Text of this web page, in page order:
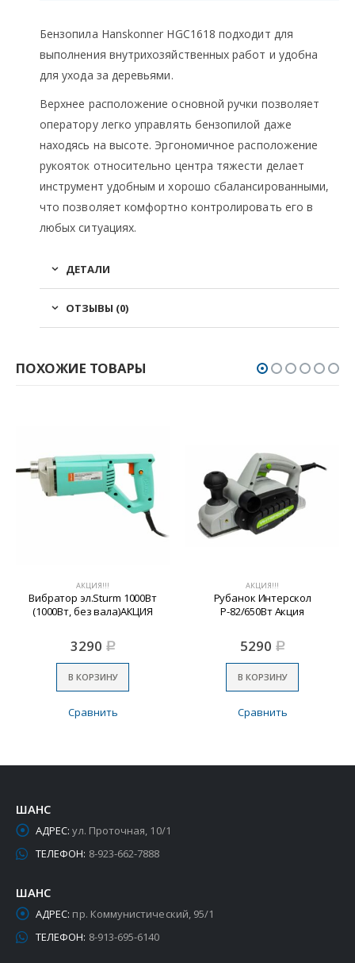
Бензопила Hanskonner HGC1618 подходит для
выполнения внутрихозяйственных работ и удобна
для ухода за деревьями.
Верхнее расположение основной ручки позволяет
оператору легко управлять бензопилой даже
находясь на высоте. Эргономичное расположение
рукояток относительно центра тяжести делает
инструмент удобным и хорошо сбалансированными,
что позволяет комфортно контролировать его в
любых ситуациях.
ДЕТАЛИ
ОТЗЫВЫ (0)
ПОХОЖИЕ ТОВАРЫ
АКЦИЯ!!!
Вибратор эл.Sturm 1000Вт
(1000Вт, без вала)АКЦИЯ
3290 Р
В КОРЗИНУ
Сравнить
АКЦИЯ!!!
Рубанок Интерскол
Р-82/650Вт Акция
5290 Р
В КОРЗИНУ
Сравнить
ШАНС
АДРЕС: ул. Проточная, 10/1
ТЕЛЕФОН: 8-923-662-7888
ШАНС
АДРЕС: пр. Коммунистический, 95/1
ТЕЛЕФОН: 8-913-695-6140